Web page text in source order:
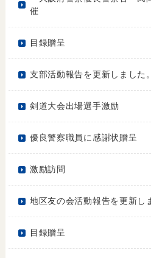
催
目録贈呈
支部活動報告を更新しました。
剣道大会出場選手激励
優良警察職員に感謝状贈呈
激励訪問
地区友の会活動報告を更新し
目録贈呈